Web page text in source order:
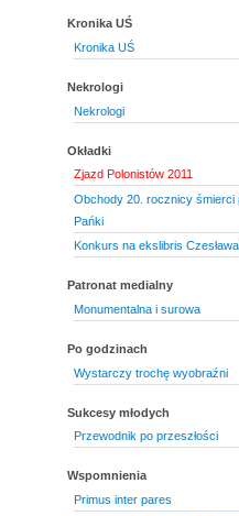
Kronika UŚ
Kronika UŚ
Nekrologi
Nekrologi
Okładki
Zjazd Polonistów 2011
Obchody 20. rocznicy śmierci
Pańki
Konkurs na ekslibris
Patronat medialny
Monumentalna i surowa
Po godzinach
Wystarczy trochę wyobraźni
Sukcesy młodych
Przewodnik po przeszłości
Wspomnienia
Primus inter pares